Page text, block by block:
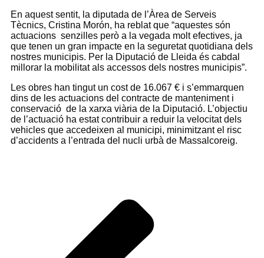
En aquest sentit, la diputada de l’Àrea de Serveis
Tècnics, Cristina Morón, ha reblat que “aquestes són
actuacions senzilles però a la vegada molt efectives, ja
que tenen un gran impacte en la seguretat quotidiana dels
nostres municipis. Per la Diputació de Lleida és cabdal
millorar la mobilitat als accessos dels nostres municipis”.
Les obres han tingut un cost de 16.067 € i s’emmarquen
dins de les actuacions del contracte de manteniment i
conservació de la xarxa viària de la Diputació. L’objectiu
de l’actuació ha estat contribuir a reduir la velocitat dels
vehicles que accedeixen al municipi, minimitzant el risc
d’accidents a l’entrada del nucli urbà de Massalcoreig.